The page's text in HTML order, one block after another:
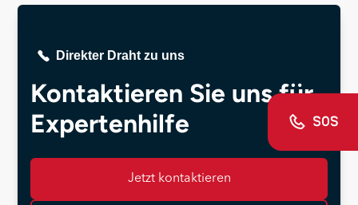
Direkter Draht zu uns
Kontaktieren Sie uns für
Expertenhilfe
Jetzt kontaktieren